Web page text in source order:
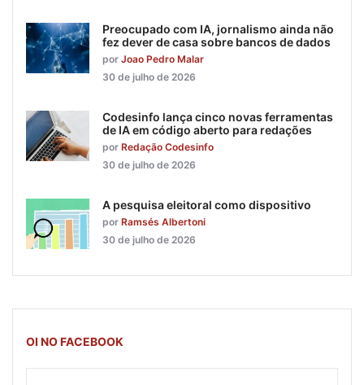
Preocupado com IA, jornalismo ainda não
fez dever de casa sobre bancos de dados
por Joao Pedro Malar
30 de julho de 2026
Codesinfo lança cinco novas ferramentas
de IA em código aberto para redações
por Redação Codesinfo
30 de julho de 2026
A pesquisa eleitoral como dispositivo
por Ramsés Albertoni
30 de julho de 2026
OI NO FACEBOOK